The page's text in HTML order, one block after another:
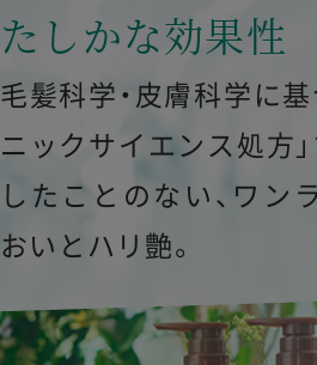
たしかな効果性
毛髪科学・皮膚科学に
ニックサイエンス処方
したことのない、ワン
おいとハリ艶。